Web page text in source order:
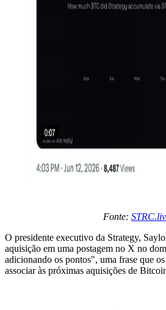
Fonte:
O presidente executivo da Strategy,
aquisição em uma postagem no X no
adicionando os pontos", uma frase que
associar às próximas aquisições de